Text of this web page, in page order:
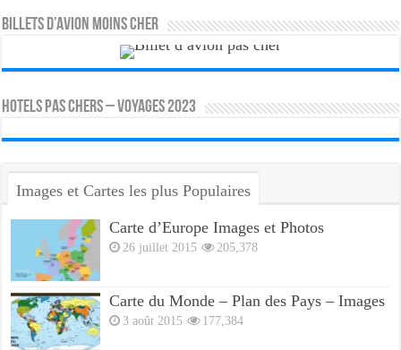
Billets d’avion moins cher
HOTELS PAS CHERS – VOYAGES 2023
Images et Cartes les plus Populaires
Carte d’Europe Images et Photos
26 juillet 2015 205,378
Carte du Monde – Plan des Pays – Images
3 août 2015 177,384